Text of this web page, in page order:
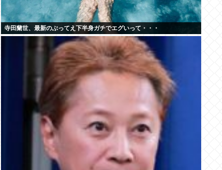
寺田蘭世、最新のぶってえ下半身ガチでエグいって・・・